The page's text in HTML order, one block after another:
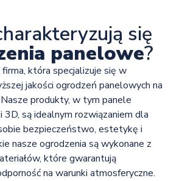
się
panelowe?
która specjalizuje się w
jakości ogrodzeń panelowych na
produkty, w tym panele
są idealnym rozwiązaniem dla
bezpieczeństwo, estetykę i
nasze ogrodzenia są wykonane z
które gwarantują
na warunki atmosferyczne.